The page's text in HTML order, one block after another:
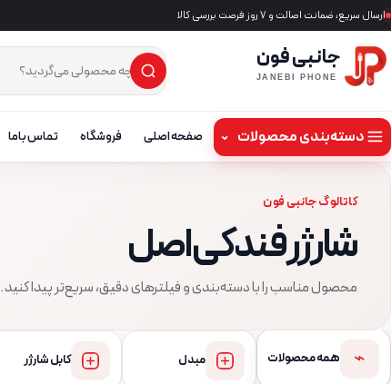
ارسال سریع، ضمانت اصالت و ۷ روز فرصت بررسی کالا
جانبی فون
JANEBI PHONE جست‌وجوی محصول
×
دسته‌بندی محصولات ⌄ صفحه اصلی فروشگاه تماس باما
کاتالوگ جانبی فون
شارژر فندکی اصل
محصول مناسب را با دسته‌بندی و فیلترهای دقیق، سریع‌تر پیدا کنید.
⌁ همه محصولات مبدل کابل شارژر